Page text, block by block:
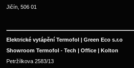
Jičín, 506 01
Elektrické vytápění Termofol | Green Eco s.r.o
Showroom Termofol - Tech | Office | Kolton
Petržílkova 2583/13